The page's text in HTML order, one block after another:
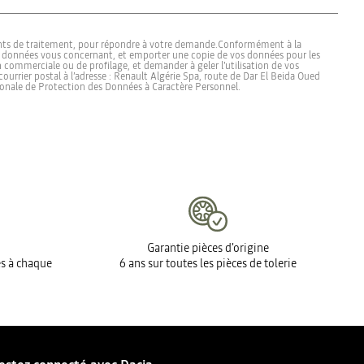
de traitement, pour répondre à votre demande.Conformément à la
vous concernant, et emporter une copie de vos données pour les
ou de profilage, et demander à geler l’utilisation de vos
postal à l’adresse : Renault Algérie Spa, route de Dar El Beida Oued
de Protection des Données à Caractère Personnel.
à chaque
Garantie pièces d'origine
6 ans sur toutes les pièces de tolerie